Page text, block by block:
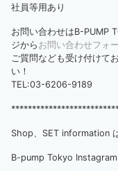
社員等用あり
お問い合わせはB-PUMP
ジから お問い合わせフォ
ご質問なども受け付けて
い！
TEL:03-6206-9189
Shop、SET information
B-pump Tokyo Instagram